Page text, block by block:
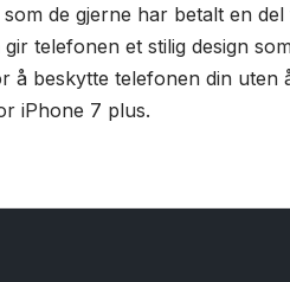
de gjerne har betalt en
gir telefonen et stilig design
å beskytte telefonen din uten
iPhone 7 plus.